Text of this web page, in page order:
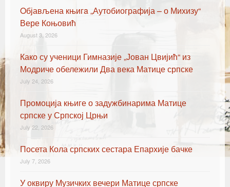
Oбјављена књигa „Аутобиографија – о Михизу“
Вере Коњовић
August 3, 2026
Како су ученици Гимназије „Јован Цвијић“ из
Модриче обележили Два века Матице српске
July 24, 2026
Промоција књиге о задужбинарима Матице
српске у Српској Црњи
July 22, 2026
Посета Кола српских сестара Епархије бачке
July 7, 2026
У оквиру Музичких вечери Матице српске